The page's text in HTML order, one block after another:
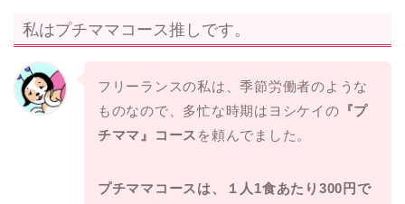
私はプチママコース推しです。
フリーランスの私は、季節労働者のような
ものなので、多忙な時期はヨシケイの 『プ
チママ』コース を頼んでました。
プチママコースは、１人1食あたり300円で